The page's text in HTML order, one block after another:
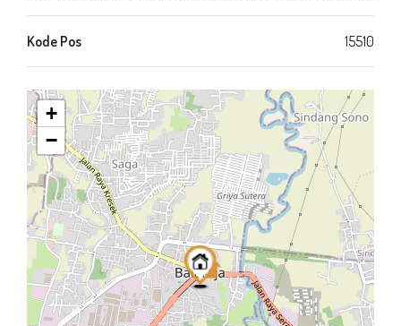
Kode Pos 15510
+
−